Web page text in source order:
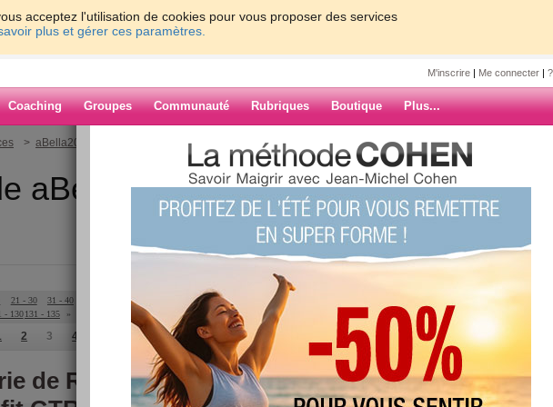
acceptez l'utilisation de cookies pour vous proposer des services
plus et gérer ces paramètres.
M'inscrire | Me connecter |
Coaching Groupes Communauté Rubriques Boutique Plus...
> aBella2022
aBella2022
21 - 30 31 - 40 51 - 60 71 - 80
91 - 100
- 130 131 - 135 »
2 3 4 8 9 Suiv. ›
de Remplacement pour
ARCHIVES